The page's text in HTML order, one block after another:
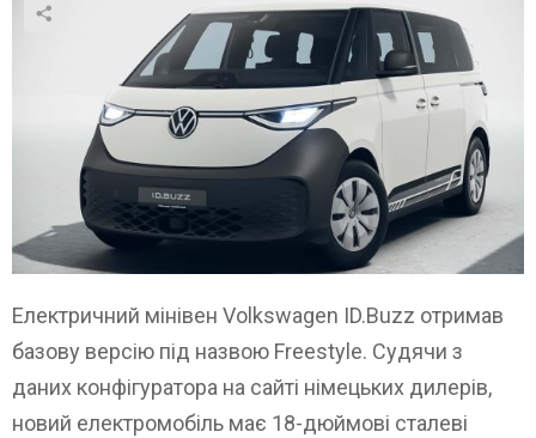
Електричний мінівен Volkswagen ID.Buzz отримав
базову версію під назвою Freestyle. Судячи з
даних конфігуратора на сайті німецьких дилерів,
новий електромобіль має 18-дюймові сталеві